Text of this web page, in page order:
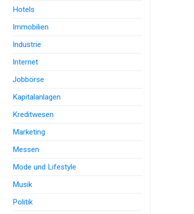
Hotels
Immobilien
Industrie
Internet
Jobbörse
Kapitalanlagen
Kreditwesen
Marketing
Messen
Mode und Lifestyle
Musik
Politik